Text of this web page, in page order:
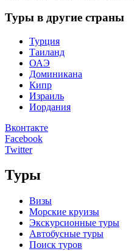
Туры в другие страны
Турция
Таиланд
ОАЭ
Доминикана
Кипр
Израиль
Иордания
Вконтакте
Facebook
Twitter
Туры
Визы
Морские круизы
Экскурсионные туры
Автобусные туры
Поиск туров